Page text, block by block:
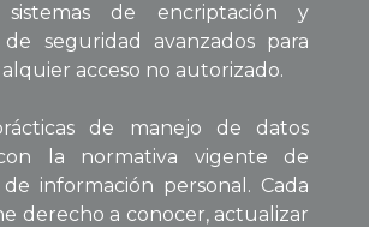
sistemas de encriptación y
seguridad avanzados para
acceso no autorizado.
de manejo de datos
la normativa vigente de
información personal. Cada
derecho a conocer, actualizar